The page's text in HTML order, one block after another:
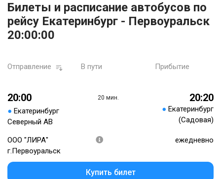
Билеты и расписание автобусов по
рейсу Екатеринбург - Первоуральск
20:00:00
Отправление В пути Прибытие
20:00
● Екатеринбург
Северный АВ
20 мин. 20:20
● Екатеринбург
(Садовая)
ООО "ЛИРА"
г.Первоуральск
ежедневно
Купить билет